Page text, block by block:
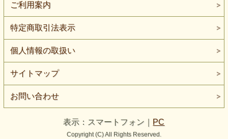
ご利用案内
特定商取引法表示
個人情報の取扱い
サイトマップ
お問い合わせ
表示：スマートフォン｜ PC
Copyright (C) All Rights Reserved.